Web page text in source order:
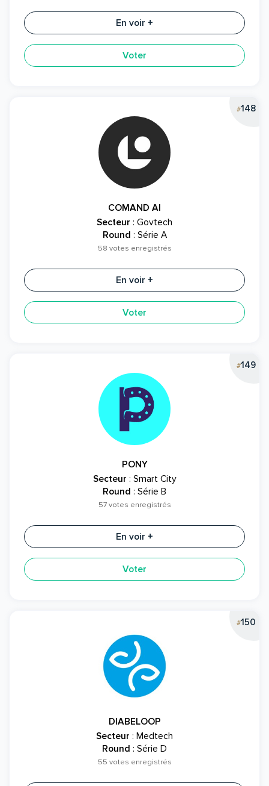
En voir +
Voter
#148
COMAND AI
Secteur : Govtech
Round : Série A
58 votes enregistrés
En voir +
Voter
#149
PONY
Secteur : Smart City
Round : Série B
57 votes enregistrés
En voir +
Voter
#150
DIABELOOP
Secteur : Medtech
Round : Série D
55 votes enregistrés